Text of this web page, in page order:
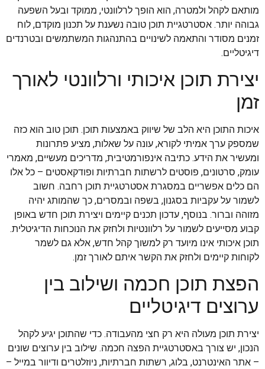
מותאם לקהל ולמטרה, הוא הופך לרלוונטי, ממוקד ובעל השפעה
גבוהה יותר. אסטרטגיית תוכן טובה נשענת על תכנון מוקדם, לוח
זמנים מסודר והתאמה לשינויים בהתנהגות המשתמשים ובטרנדים
דיגיטליים.
יצירת תוכן איכותי ורלוונטי לאורך
זמן
איכות התוכן היא הלב של שיווק באמצעות תוכן. תוכן טוב הוא כזה
שמספק ערך אמיתי לקורא, עונה על שאלות, מציע פתרונות
ומעשיר את הידע. כתיבה אינפורמטיבית, מדריכים מעשיים, מאמרי
עומק, סרטונים, פוסטים לרשתות חברתיות ופודקאסטים – כל אלו
הם כלים אפשריים במסגרת אסטרטגיית תוכן רחבה. חשוב
לשמור על עקביות בסגנון, בשפה ובמסרים, כך שהמותג יהיה
מזוהה וברור. בנוסף, עדכון תכנים קיימים ויצירת תוכן חדש באופן
קבוע מסייעים לשמור על רלוונטיות ולחזק את הנוכחות הדיגיטלית.
תוכן איכותי אינו מיועד רק למשוך קהל חדש, אלא גם לשמר
לקוחות קיימים ולחזק את הקשר איתם לאורך זמן.
הפצת תוכן חכמה ושילוב בין
ערוצים דיגיטליים
יצירת תוכן מעולה היא רק חצי מהעבודה. כדי שהתוכן יגיע לקהל
הנכון, יש צורך באסטרטגיית הפצה חכמה. שילוב בין ערוצים שונים
– אתר האינטרנט, בלוג, רשתות חברתיות, ניוזלטרים ודיוור במייל –